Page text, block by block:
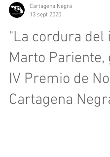
Cartagena Negra
13 sept 2020
"La cordura del
Marto Pariente,
IV Premio de